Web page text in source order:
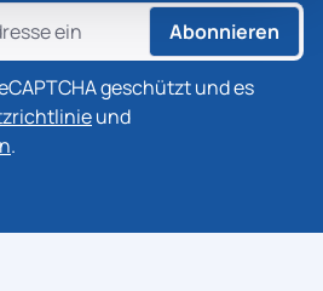
Abonnieren
geschützt und es
und
.